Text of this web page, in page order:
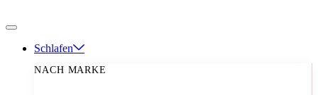
Schlafen
NACH MARKE